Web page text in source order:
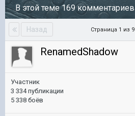
В этой теме 169 комментариев
Назад Страница 1 из 9
RenamedShadow
Участник
3 334 публикации
5 338 боёв